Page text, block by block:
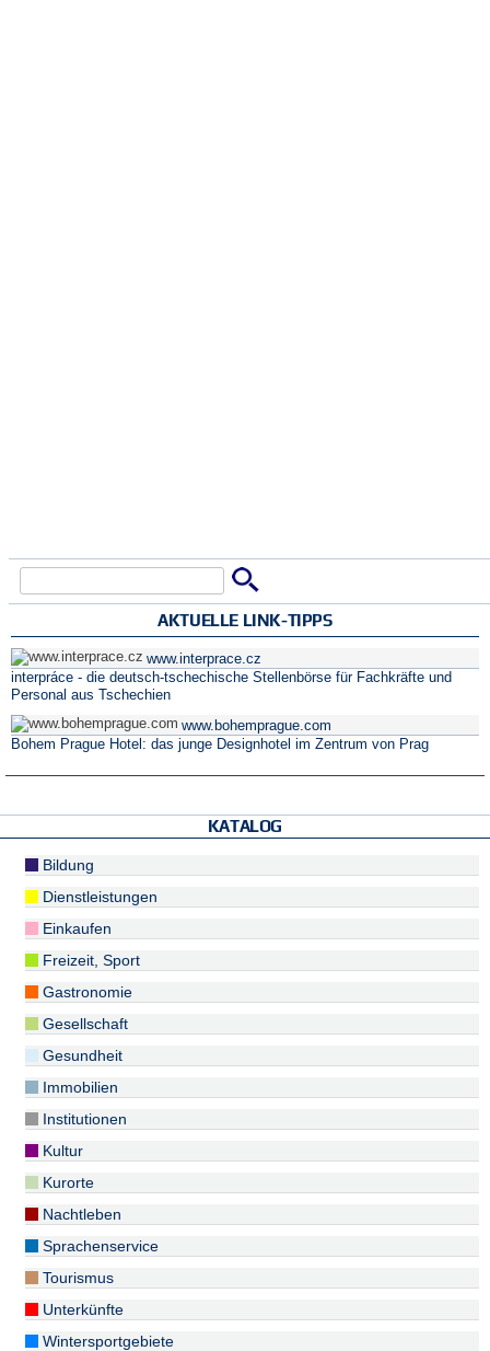
Suchformular
AKTUELLE LINK-TIPPS
www.interprace.cz
interpráce - die deutsch-tschechische Stellenbörse für Fachkräfte und
Personal aus Tschechien
www.bohemprague.com
Bohem Prague Hotel: das junge Designhotel im Zentrum von Prag
KATALOG
Bildung
Dienstleistungen
Einkaufen
Freizeit, Sport
Gastronomie
Gesellschaft
Gesundheit
Immobilien
Institutionen
Kultur
Kurorte
Nachtleben
Sprachenservice
Tourismus
Unterkünfte
Wintersportgebiete